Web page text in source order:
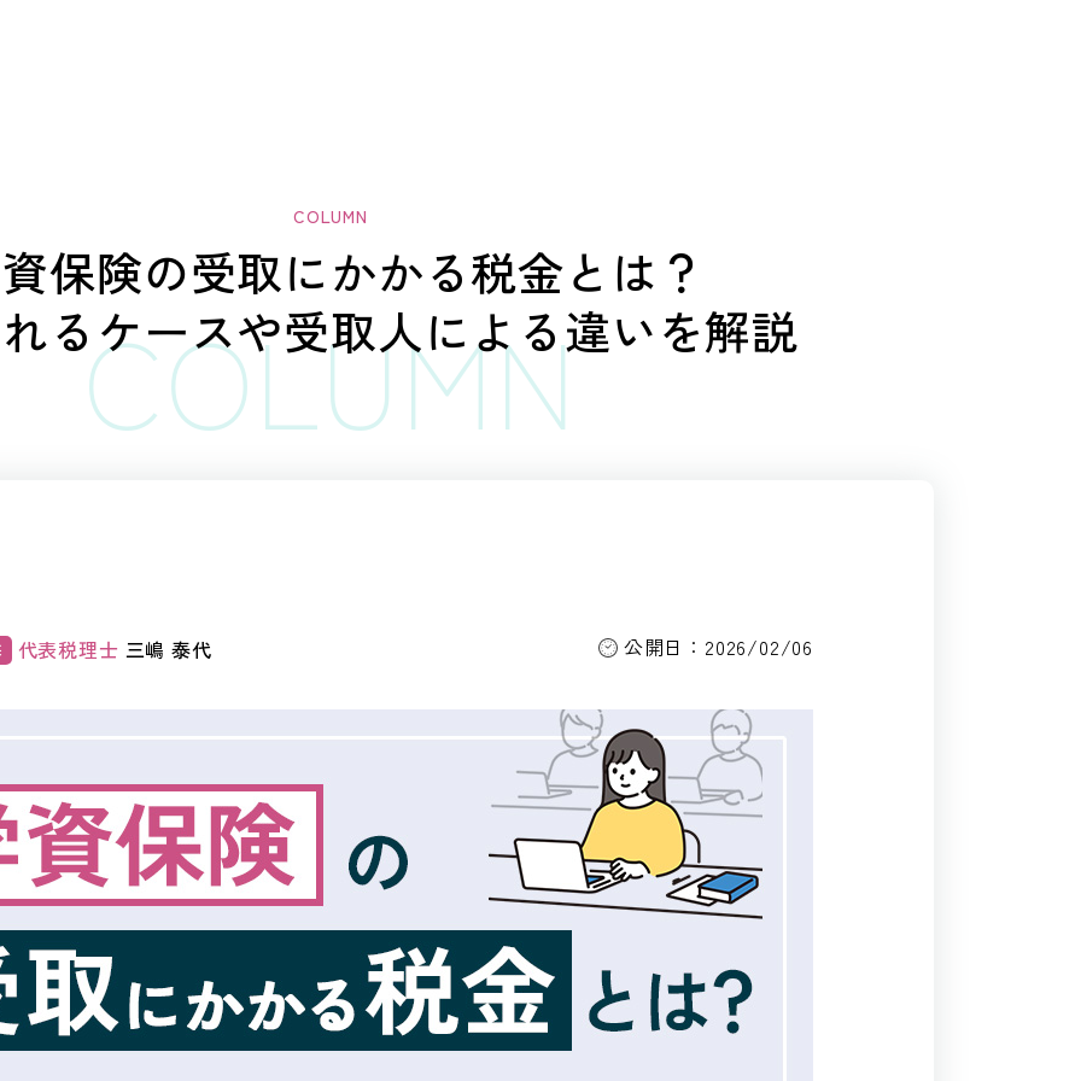
学資保険の受取にかかる税金とは？
るケースや受取人による違いを解説
代表税理士 三嶋 泰代 公開日：2026/02/06